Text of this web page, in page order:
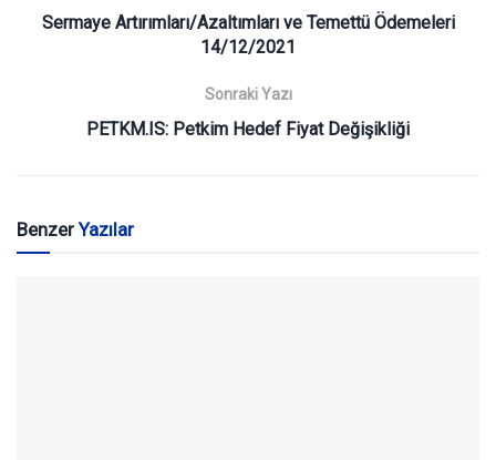
Sermaye Artırımları/Azaltımları ve Temettü Ödemeleri
14/12/2021
Sonraki Yazı
PETKM.IS: Petkim Hedef Fiyat Değişikliği
BenzerYazılar